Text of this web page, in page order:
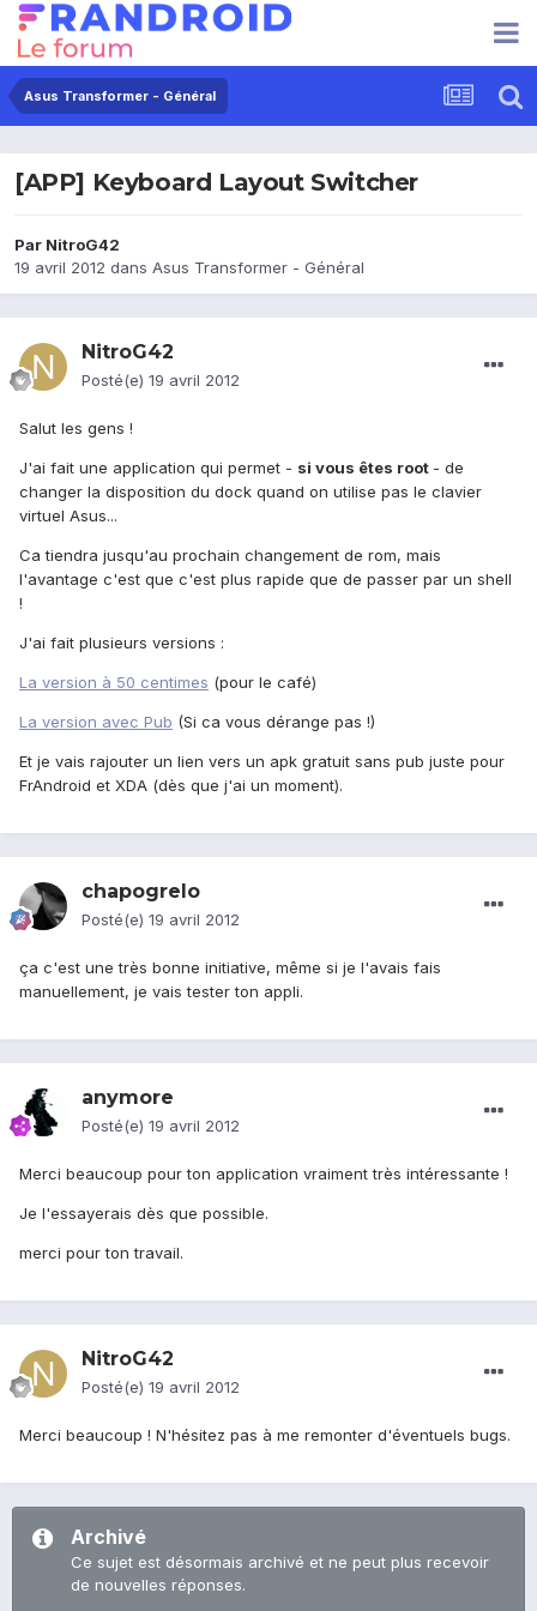
Asus Transformer - Général
[APP] Keyboard Layout Switcher
Par NitroG42
19 avril 2012 dans Asus Transformer - Général
NitroG42
Posté(e) 19 avril 2012
Salut les gens !
J'ai fait une application qui permet - si vous êtes root - de
changer la disposition du dock quand on utilise pas le clavier
virtuel Asus...
Ca tiendra jusqu'au prochain changement de rom, mais
l'avantage c'est que c'est plus rapide que de passer par un shell
!
J'ai fait plusieurs versions :
La version à 50 centimes (pour le café)
La version avec Pub (Si ca vous dérange pas !)
Et je vais rajouter un lien vers un apk gratuit sans pub juste pour
FrAndroid et XDA (dès que j'ai un moment).
chapogrelo
Posté(e) 19 avril 2012
ça c'est une très bonne initiative, même si je l'avais fais
manuellement, je vais tester ton appli.
anymore
Posté(e) 19 avril 2012
Merci beaucoup pour ton application vraiment très intéressante !
Je l'essayerais dès que possible.
merci pour ton travail.
NitroG42
Posté(e) 19 avril 2012
Merci beaucoup ! N'hésitez pas à me remonter d'éventuels bugs.
Archivé
Ce sujet est désormais archivé et ne peut plus recevoir
de nouvelles réponses.